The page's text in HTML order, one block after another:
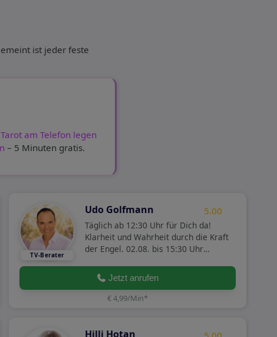
ist jeder feste
Tarot am Telefon legen
– 5 Minuten gratis.
Udo Golfmann 5.00
Täglich ab 12:30 Uhr für Dich da!
Klarheit und Wahrheit durch die Kraft
der Engel. 02.08. bis 15:30 Uhr
Jetzt anrufen
€ 4,99/Min*
Hilli Hotan